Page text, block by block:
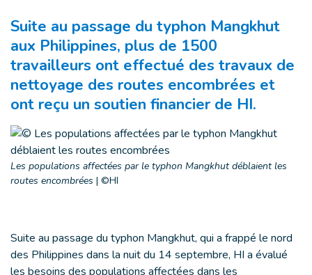
Suite au passage du typhon Mangkhut
aux Philippines, plus de 1500
travailleurs ont effectué des travaux de
nettoyage des routes encombrées et
ont reçu un soutien financier de HI.
Les populations affectées par le typhon Mangkhut déblaient les
routes encombrées | ©HI
Suite au passage du typhon Mangkhut, qui a frappé le nord
des Philippines dans la nuit du 14 septembre, HI a évalué
les besoins des populations affectées dans les